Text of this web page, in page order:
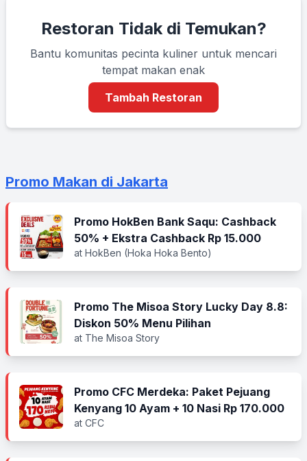
Restoran Tidak di Temukan?
Bantu komunitas pecinta kuliner untuk mencari
tempat makan enak
Tambah Restoran
Promo Makan di Jakarta
Promo HokBen Bank Saqu: Cashback
50% + Ekstra Cashback Rp 15.000
at HokBen (Hoka Hoka Bento)
Promo The Misoa Story Lucky Day 8.8:
Diskon 50% Menu Pilihan
at The Misoa Story
Promo CFC Merdeka: Paket Pejuang
Kenyang 10 Ayam + 10 Nasi Rp 170.000
at CFC